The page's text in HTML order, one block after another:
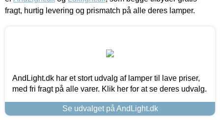
fragt, hurtig levering og prismatch på alle deres lamper.
AndLight.dk har et stort udvalg af lamper til lave priser,
med fri fragt på alle varer. Klik her for at se deres udvalg.
Se udvalget på AndLight.dk